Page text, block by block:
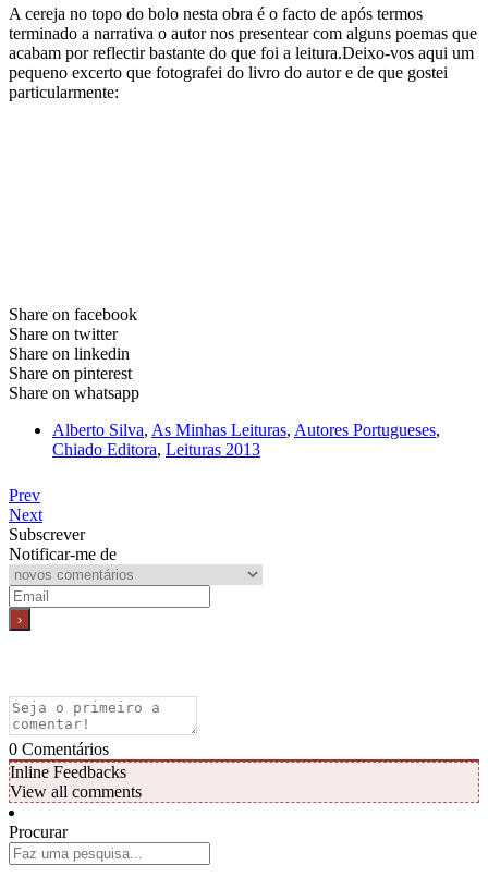
A cereja no topo do bolo nesta obra é o facto de após termos
terminado a narrativa o autor nos presentear com alguns poemas que
acabam por reflectir bastante do que foi a leitura.Deixo-vos aqui um
pequeno excerto que fotografei do livro do autor e de que gostei
particularmente:
Share on facebook
Share on twitter
Share on linkedin
Share on pinterest
Share on whatsapp
Alberto Silva, As Minhas Leituras, Autores Portugueses,
Chiado Editora, Leituras 2013
Prev
Next
Subscrever
Notificar-me de
0 Comentários
Inline Feedbacks
View all comments
Procurar